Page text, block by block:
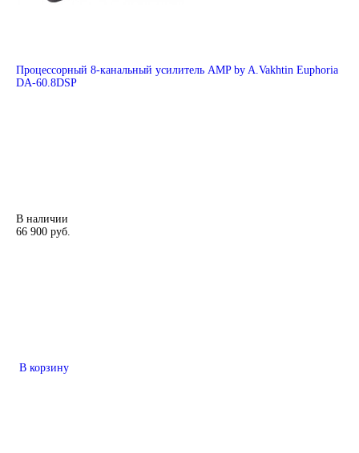
Процессорный 8-канальный усилитель AMP by A.Vakhtin Euphoria
DA-60.8DSP
В наличии
66 900 руб.
В корзину